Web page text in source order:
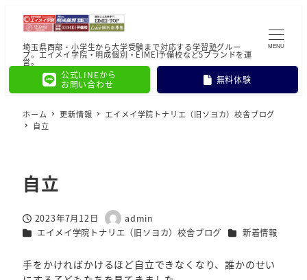
埼玉県西部・小学生から大学受験まで対応する学習塾グルー
プ。エイメイ学院・明成個別・EIMEI予備校など5ブランドを運
営。
公式LINEから
お問い合わせ
無料体験
MENU
ホーム 更新情報
エイメイ学院トナリエ（旧ソヨカ）校舎ブログ
自立
自立
投稿日2023年7月12日
著
者
admin
カテゴリー
エイメイ学院トナリエ（旧ソヨカ）校舎ブログ カテゴリー
新着情報
手をかければかけるほど自立できなくなり、誰かのせい